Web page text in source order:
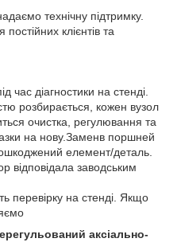
технічну підтримку.
клієнтів та
час діагностики на стенді.
розбирається, кожен вузол
очистка, регулювання та
на нову.Заменв поршней
елемент/деталь.
заводським
перевірку на стенді. Якщо
аксіально-